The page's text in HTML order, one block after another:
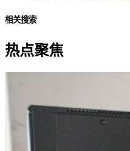
相关搜索
热点聚焦